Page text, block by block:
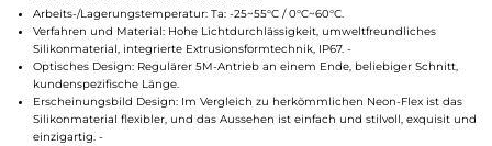
Arbeits-/Lagerungstemperatur: Ta: -25~55°C / 0°C~60°C.
Verfahren und Material: Hohe Lichtdurchlässigkeit, umweltfreundliches
Silikonmaterial, integrierte Extrusionsformtechnik, IP67. -
Optisches Design: Regulärer 5M-Antrieb an einem Ende, beliebiger Schnitt,
kundenspezifische Länge.
Erscheinungsbild Design: Im Vergleich zu herkömmlichen Neon-Flex ist das
Silikonmaterial flexibler, und das Aussehen ist einfach und stilvoll, exquisit und
einzigartig. -